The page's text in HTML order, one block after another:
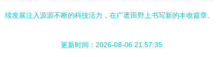
续发展注入源源不断的科技活力，在广袤田野上书写新的丰收篇章。
更新时间：2026-08-06 21:57:35